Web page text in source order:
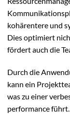
kohärentere und
Dies optimiert
fördert auch die
Durch die
kann ein
was zu einer
performance